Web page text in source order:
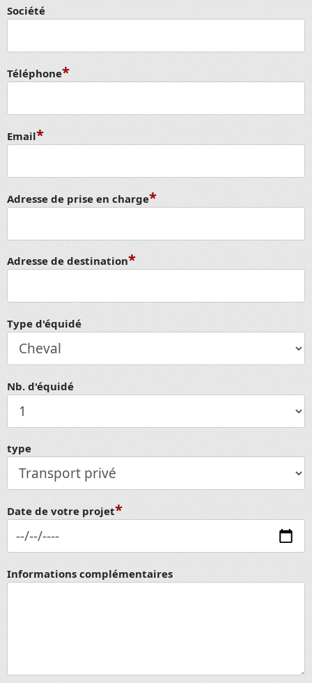
Société
Téléphone*
Email*
Adresse de prise en charge*
Adresse de destination*
Type d'équidé
Nb. d'équidé
type
Date de votre projet*
Informations complémentaires